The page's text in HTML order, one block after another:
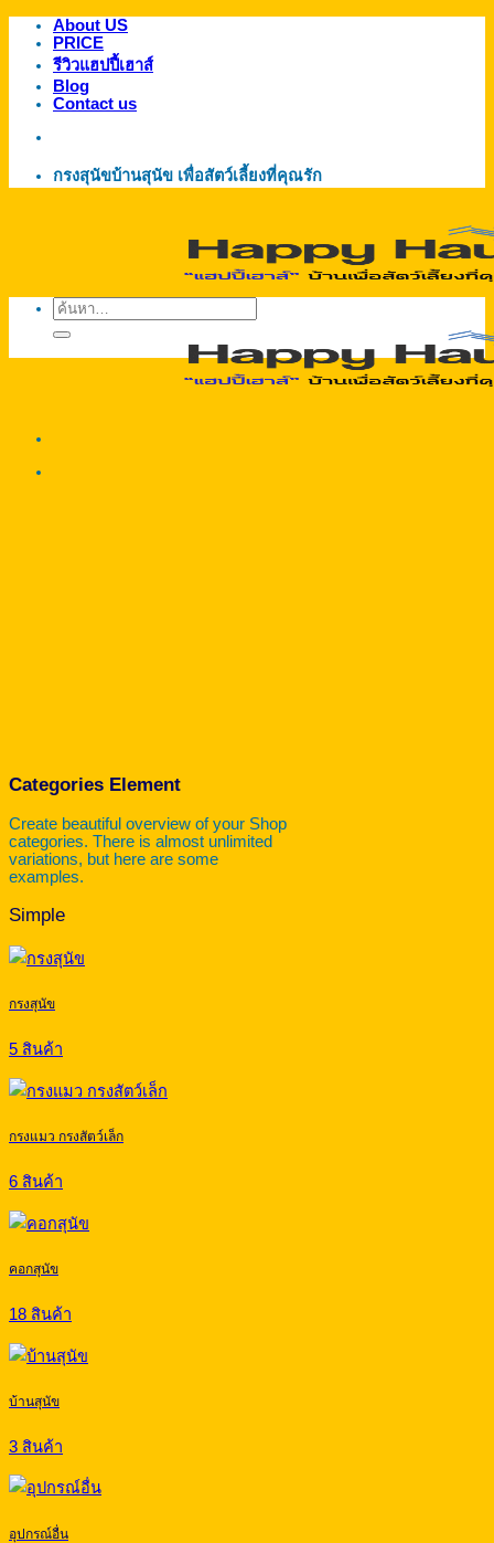
ข้าม
เนื้อหา
About US
PRICE
รีวิวแฮปปี้เฮาส์
Blog
Contact us
กรงสุนัขบ้านสุนัข เพื่อสัตว์เลี้ยงที่คุณรัก
ค้นหา:
Categories Element
Create beautiful overview of your Shop
categories. There is almost unlimited
variations, but here are some
examples.
Simple
กรงสุนัข
5 สินค้า
กรงแมว กรงสัตว์เล็ก
6 สินค้า
คอกสุนัข
18 สินค้า
บ้านสุนัข
3 สินค้า
อุปกรณ์อื่น